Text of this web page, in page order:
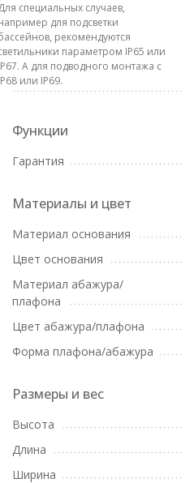
специальных случаев,
для подсветки
рекомендуются
параметром IP65 или
А для подводного монтажа с
или IP69.
Функции
Гарантия
Материалы и цвет
Материал основания
Цвет основания
Материал абажура/
плафона
Цвет абажура/плафона
Форма плафона/абажура
Размеры и вес
Высота
Длина
Ширина